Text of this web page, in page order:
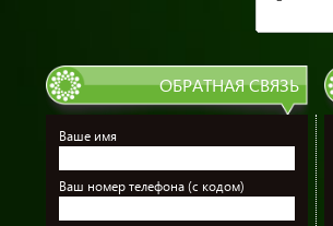
ОБРАТНАЯ СВЯЗЬ
Ваше имя
Ваш номер телефона (с кодом)